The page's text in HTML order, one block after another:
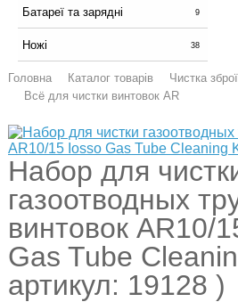
Батареї та зарядні 9
Ножі 38
Головна Каталог товарів
Чистка зброї
Всё для чистки винтовок AR
Набор для
газоотводных
винтовок AR10/
Gas Tube
артикул: 19128 )